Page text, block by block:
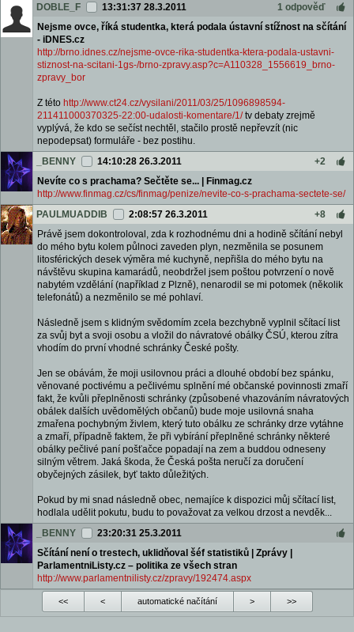
DOBLE_F
13:31:37 28.3.2011
1 odpověď
Nejsme ovce, říká studentka, která podala ústavní stížnost na sčítání
- iDNES.cz
http://brno.idnes.cz/nejsme-ovce-rika-studentka-ktera-podala-ustavni-
stiznost-na-scitani-1gs-/brno-zpravy.asp?c=A110328_1556619_brno-
zpravy_bor
Z této http://www.ct24.cz/vysilani/2011/03/25/1096898594-
211411000370325-22:00-udalosti-komentare/1/tv debaty zrejmě
vyplývá, že kdo se sečíst nechtěl, stačilo prostě nepřevzít (nic
nepodepsat) formuláře - bez postihu.
_BENNY
14:10:28 26.3.2011
+2
Nevíte co s prachama? Sečtěte se... | Finmag.cz
http://www.finmag.cz/cs/finmag/penize/nevite-co-s-prachama-sectete-se/
PAULMUADDIB
2:08:57 26.3.2011
+8
Právě jsem dokontroloval, zda k rozhodnému dni a hodině sčítání nebyl
do mého bytu kolem půlnoci zaveden plyn, nezměnila se posunem
litosférických desek výměra mé kuchyně, nepřišla do mého bytu na
návštěvu skupina kamarádů, neobdržel jsem poštou potvrzení o nově
nabytém vzdělání (například z Plzně), nenarodil se mi potomek (několik
telefonátů) a nezměnilo se mé pohlaví.
Následně jsem s klidným svědomím zcela bezchybně vyplnil sčítací list
za svůj byt a svoji osobu a vložil do návratové obálky ČSÚ, kterou zítra
vhodím do první vhodné schránky České pošty.
Jen se obávám, že moji usilovnou práci a dlouhé období bez spánku,
věnované poctivému a pečlivému splnění mé občanské povinnosti zmaří
fakt, že kvůli přeplněnosti schránky (způsobené vhazováním návratových
obálek dalších uvědomělých občanů) bude moje usilovná snaha
zmařena pochybným živlem, který tuto obálku ze schránky drze vytáhne
a zmaří, případně faktem, že při vybírání přeplněné schránky některé
obálky pečlivé paní pošťačce popadají na zem a buddou odneseny
silným větrem. Jaká škoda, že Česká pošta neručí za doručení
obyčejných zásilek, byť takto důležitých.
Pokud by mi snad následně obec, nemajíce k dispozici můj sčítací list,
hodlala udělit pokutu, budu to považovat za velkou drzost a nevděk...
_BENNY
23:20:31 25.3.2011
Sčítání není o trestech, uklidňoval šéf statistiků | Zprávy |
ParlamentniListy.cz – politika ze všech stran
http://www.parlamentnilisty.cz/zpravy/192474.aspx
<< < automatické načítání > >>